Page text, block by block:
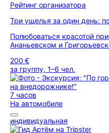
Рейтинг организатора
Три ущелья за один день:
Полюбоваться красотой
Ананьевском и
200 €
за группу, 1–6 чел.
7 часов
На автомобиле
индивидуальная